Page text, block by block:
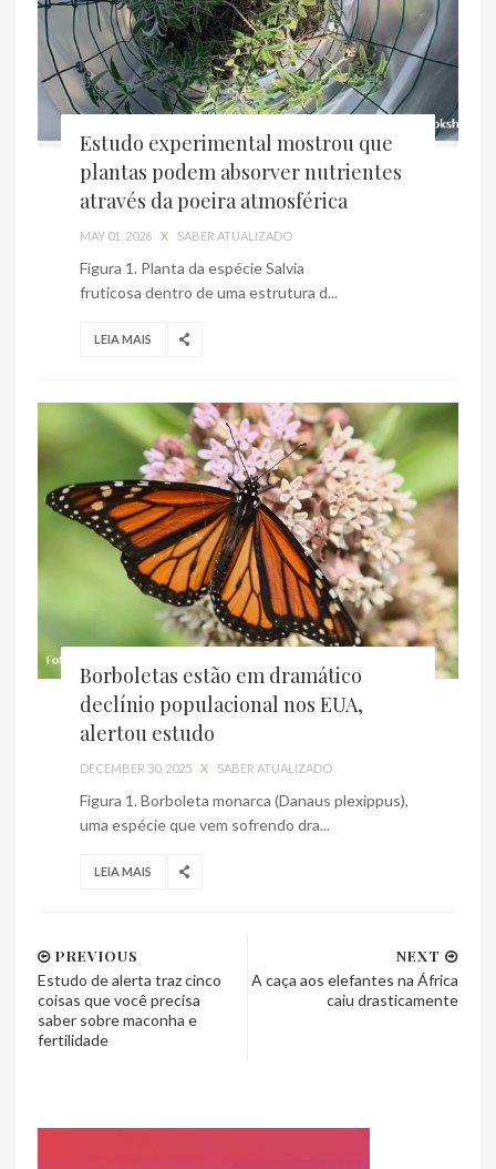
Estudo experimental mostrou que
plantas podem absorver nutrientes
através da poeira atmosférica
MAY 01, 2026 X SABER ATUALIZADO
Figura 1. Planta da espécie Salvia
fruticosa dentro de uma estrutura d...
LEIA MAIS
Borboletas estão em dramático
declínio populacional nos EUA,
alertou estudo
DECEMBER 30, 2025 X SABER ATUALIZADO
Figura 1. Borboleta monarca (Danaus plexippus),
uma espécie que vem sofrendo dra...
LEIA MAIS
NEXT
A caça aos elefantes na África
caiu drasticamente
PREVIOUS
Estudo de alerta traz cinco
coisas que você precisa
saber sobre maconha e
fertilidade